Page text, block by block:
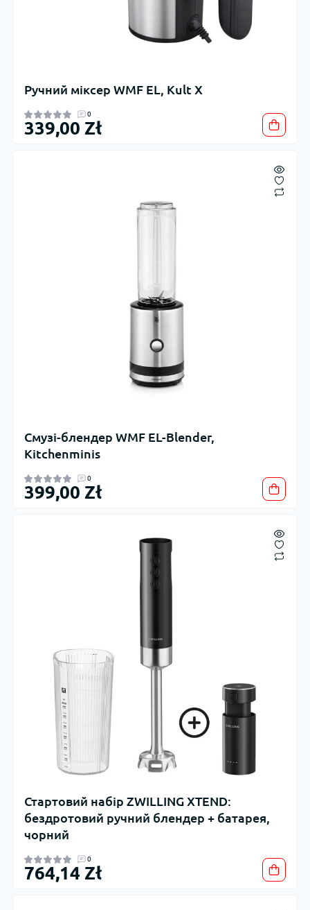
Ручний міксер WMF EL, Kult X
0
339,00 Zł
Смузі-блендер WMF EL-Blender,
Kitchenminis
0
399,00 Zł
Стартовий набір ZWILLING XTEND:
бездротовий ручний блендер + батарея,
чорний
0
764,14 Zł